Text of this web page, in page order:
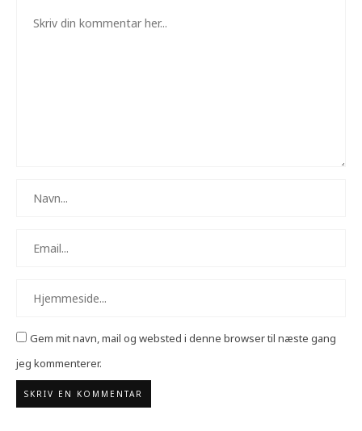
Gem mit navn, mail og websted i denne browser til næste gang
jeg kommenterer.